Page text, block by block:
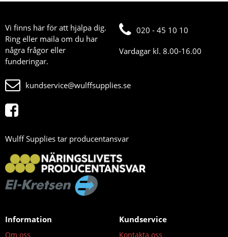
Vi finns här för att hjälpa dig.
Ring eller maila om du har
några frågor eller
funderingar.
020 - 45 10 10
Vardagar kl. 8.00-16.00
kundservice@wulffsupplies.se
Wulff Supplies tar producentansvar
Information
Om oss
Kundservice
Kontakta oss